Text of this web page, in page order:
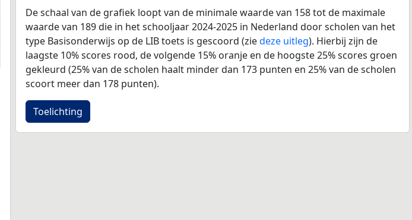
De schaal van de grafiek loopt van de minimale waarde van 158 tot de maximale
waarde van 189 die in het schooljaar 2024-2025 in Nederland door scholen van het
type Basisonderwijs op de LIB toets is gescoord (ziedeze uitleg). Hierbij zijn de
laagste 10% scores rood, de volgende 15% oranje en de hoogste 25% scores groen
gekleurd (25% van de scholen haalt minder dan 173 punten en 25% van de scholen
scoort meer dan 178 punten).
Toelichting